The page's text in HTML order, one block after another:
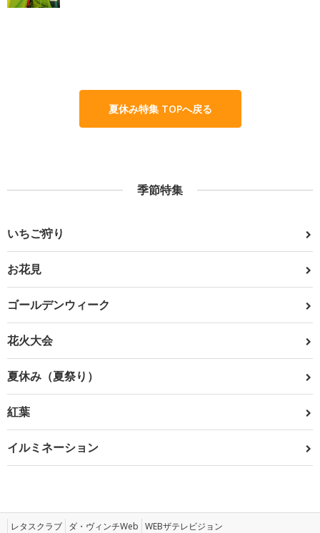
夏休み特集 TOPへ戻る
季節特集
いちご狩り
お花見
ゴールデンウィーク
花火大会
夏休み（夏祭り）
紅葉
イルミネーション
レタスクラブ ダ・ヴィンチWeb WEBザテレビジョン